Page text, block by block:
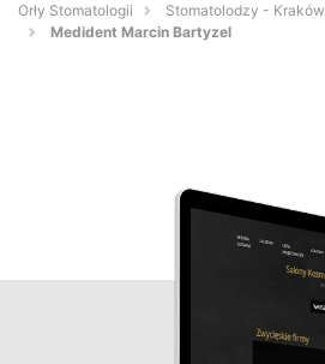
Orły Stomatologii
Stomatolodzy - Kraków
Medident Marcin Bartyzel